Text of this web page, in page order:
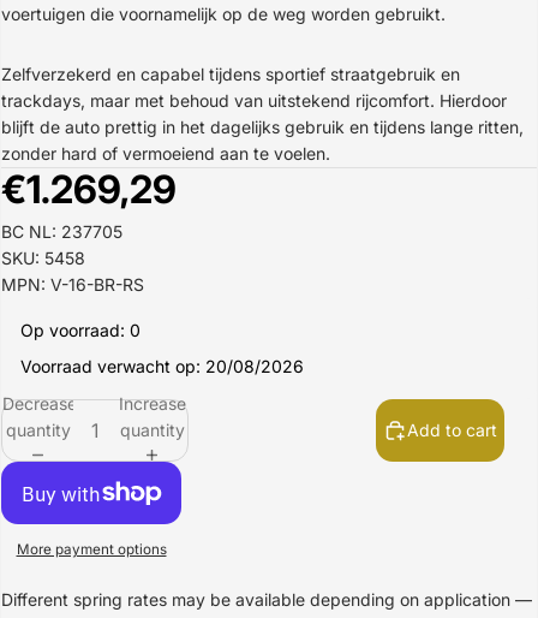
voertuigen die voornamelijk op de weg worden gebruikt.
Zelfverzekerd en capabel tijdens sportief straatgebruik en
trackdays, maar met behoud van uitstekend rijcomfort. Hierdoor
blijft de auto prettig in het dagelijks gebruik en tijdens lange ritten,
zonder hard of vermoeiend aan te voelen.
€1.269,29
BC NL: 237705
SKU: 5458
MPN: V-16-BR-RS
Op voorraad: 0
Voorraad verwacht op: 20/08/2026
Decrease
quantity
Increase
quantity
Add to cart
More payment options
Different spring rates may be available depending on application —